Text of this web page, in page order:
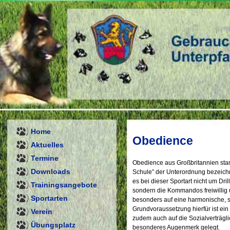
Home
Aktuelles
Termine
Downloads
Trainingsangebote
Sportarten
Verein
Übungsplatz
Obedience
Obedience aus Großbritannien
Schule” der Unterordnung
es bei dieser Sportart nicht um
sondern die Kommandos freiwillig
besonders auf eine harmonische,
Grundvoraussetzung hierfür ist
zudem auch auf die
besonderes Augenmerk gelegt.